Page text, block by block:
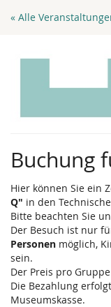
Zum
« Alle
Buchung
Hier können Sie ein
Q" in den
Bitte beachten Sie
Der Besuch ist nur
Personen möglich,
sein.
Der Preis pro
Die Bezahlung
Museumskasse.